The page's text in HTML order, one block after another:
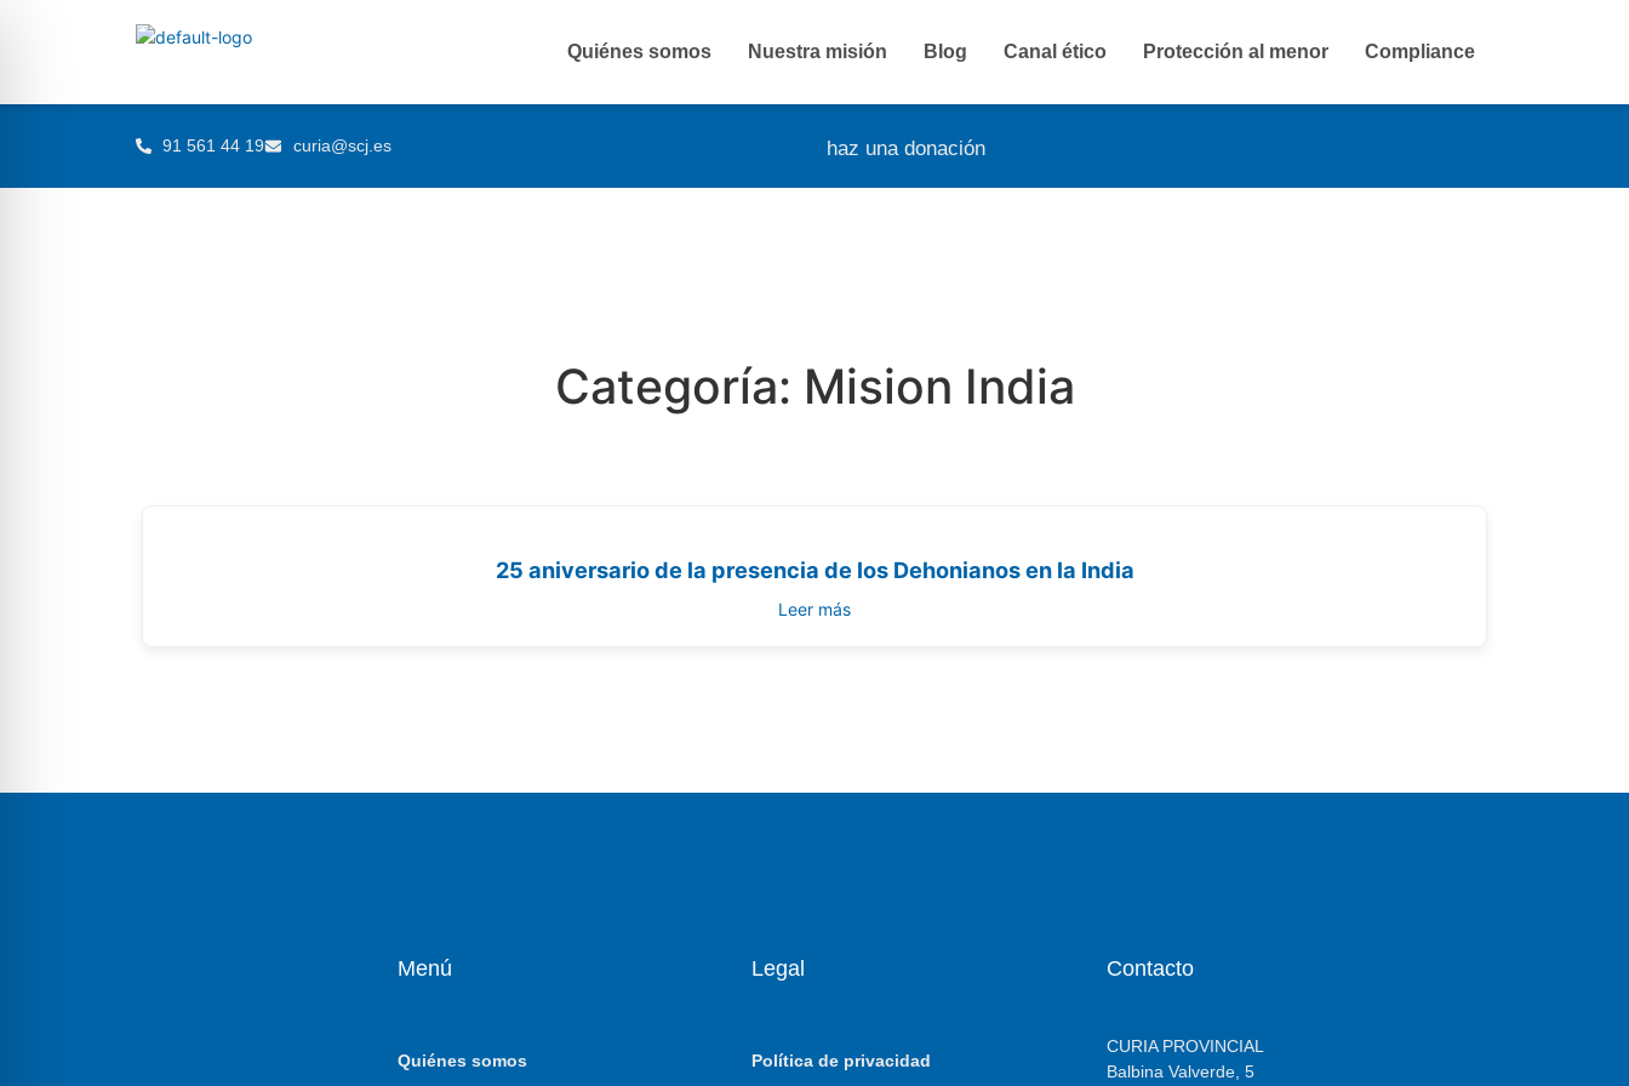
91 561 44 19 curia@scj.es haz una donación
Quiénes somos Nuestra misión Blog Canal ético Protección al menor Compliance
Categoría: Mision India
25 aniversario de la presencia de los Dehonianos en la India
Leer más
Menú
Quiénes somos
Legal
Política de privacidad
Contacto
CURIA PROVINCIAL
Balbina Valverde, 5